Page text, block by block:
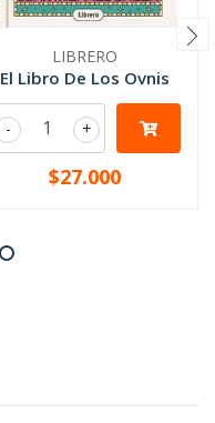
LIBRERO
El Libro De Los Ovnis
+
-
$27.000